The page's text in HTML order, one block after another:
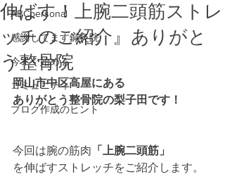
ABCpersonal
感謝してます鍼灸院
今すぐ始める
コミュニティ
ブログ作成のヒント
伸ばす！上腕二頭筋ストレ
ッチのご紹介』ありがと
う整骨院
岡山市中区高屋にある
ありがとう整骨院の梨子田です！
今回は腕の筋肉 「上腕二頭筋」
を伸ばすストレッチをご紹介します。